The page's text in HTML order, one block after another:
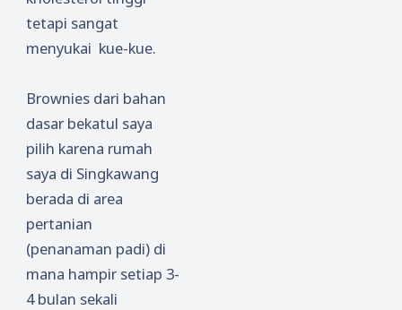
tetapi sangat
menyukai kue-kue.
Brownies dari bahan
dasar bekatul saya
pilih karena rumah
saya di Singkawang
berada di area
pertanian
(penanaman padi) di
mana hampir setiap 3-
4 bulan sekali